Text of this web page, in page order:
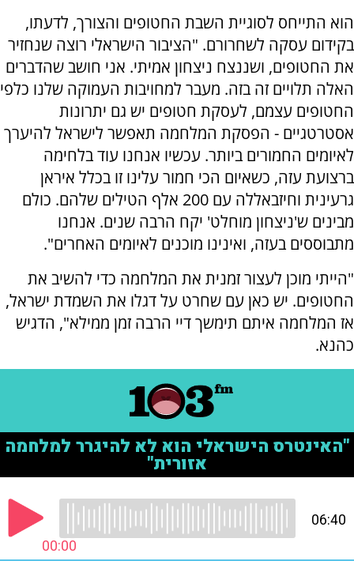
הוא התייחס לסוגיית השבת החטופים והצורך, לדעתו,
בקידום עסקה לשחרורם. "הציבור הישראלי רוצה שנחזיר
את החטופים, ושננצח ניצחון אמיתי. אני חושב שהדברים
האלה תלויים זה בזה. מעבר למחויבות העמוקה שלנו כלפי
החטופים עצמם, לעסקת חטופים יש גם יתרונות
אסטרטגיים - הפסקת המלחמה תאפשר לישראל להיערך
לאיומים החמורים ביותר. עכשיו אנחנו עוד בלחימה
ברצועת עזה, כשאיום הכי חמור עלינו זו בכלל איראן
גרעינית וחיזבאללה עם 200 אלף הטילים שלהם. כולם
מבינים ש'ניצחון מוחלט' יקח הרבה שנים. אנחנו
מתבוססים בעזה, ואינינו מוכנים לאיומים האחרים".
"הייתי מוכן לעצור זמנית את המלחמה כדי להשיב את
החטופים. יש כאן עם שחרט על דגלו את השמדת ישראל,
אז המלחמה איתם תימשך דיי הרבה זמן ממילא", הדגיש
כהנא.